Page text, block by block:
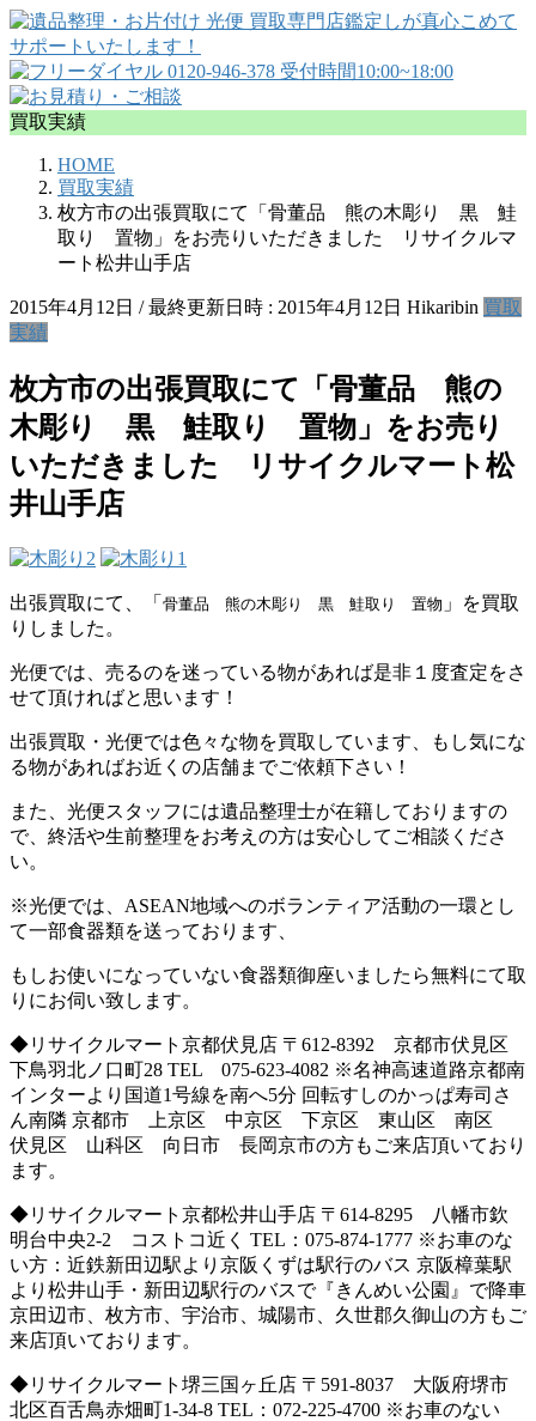
買取実績
HOME
買取実績
枚方市の出張買取にて「骨董品 熊の木彫り 黒 鮭
取り 置物」をお売りいただきました リサイクルマ
ート松井山手店
2015年4月12日 / 最終更新日時 : 2015年4月12日 Hikaribin 買取
実績
枚方市の出張買取にて「骨董品 熊の
木彫り 黒 鮭取り 置物」をお売り
いただきました リサイクルマート松
井山手店
出張買取にて、「 骨董品 熊の木彫り 黒 鮭取り 置物 」を買取
りしました。
光便では、売るのを迷っている物があれば是非１度査定をさ
せて頂ければと思います！
出張買取・光便では色々な物を買取しています、もし気にな
る物があればお近くの店舗までご依頼下さい！
また、光便スタッフには遺品整理士が在籍しておりますの
で、終活や生前整理をお考えの方は安心してご相談くださ
い。
※光便では、ASEAN地域へのボランティア活動の一環とし
て一部食器類を送っております、
もしお使いになっていない食器類御座いましたら無料にて取
りにお伺い致します。
◆リサイクルマート京都伏見店 〒612-8392 京都市伏見区
下鳥羽北ノ口町28 TEL 075-623-4082 ※名神高速道路京都南
インターより国道1号線を南へ5分 回転すしのかっぱ寿司さ
ん南隣 京都市 上京区 中京区 下京区 東山区 南区
伏見区 山科区 向日市 長岡京市の方もご来店頂いており
ます。
◆リサイクルマート京都松井山手店 〒614-8295 八幡市欽
明台中央2-2 コストコ近く TEL：075-874-1777 ※お車のな
い方：近鉄新田辺駅より京阪くずは駅行のバス 京阪樟葉駅
より松井山手・新田辺駅行のバスで『きんめい公園』で降車
京田辺市、枚方市、宇治市、城陽市、久世郡久御山の方もご
来店頂いております。
◆リサイクルマート堺三国ヶ丘店 〒591-8037 大阪府堺市
北区百舌鳥赤畑町1-34-8 TEL：072-225-4700 ※お車のない